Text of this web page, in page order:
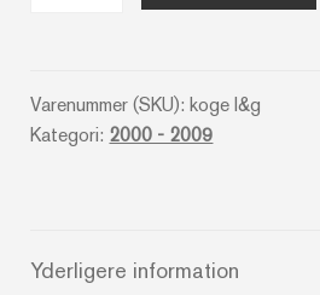
Varenummer (SKU): koge l&g
Kategori: 2000 - 2009
Yderligere information